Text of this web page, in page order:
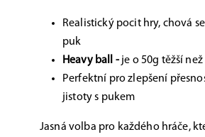
Realistický pocit hry, chová
puk
Heavy ball - je o 50g těžší
Perfektní pro zlepšení
jistoty s pukem
Jasná volba pro každého hráče,